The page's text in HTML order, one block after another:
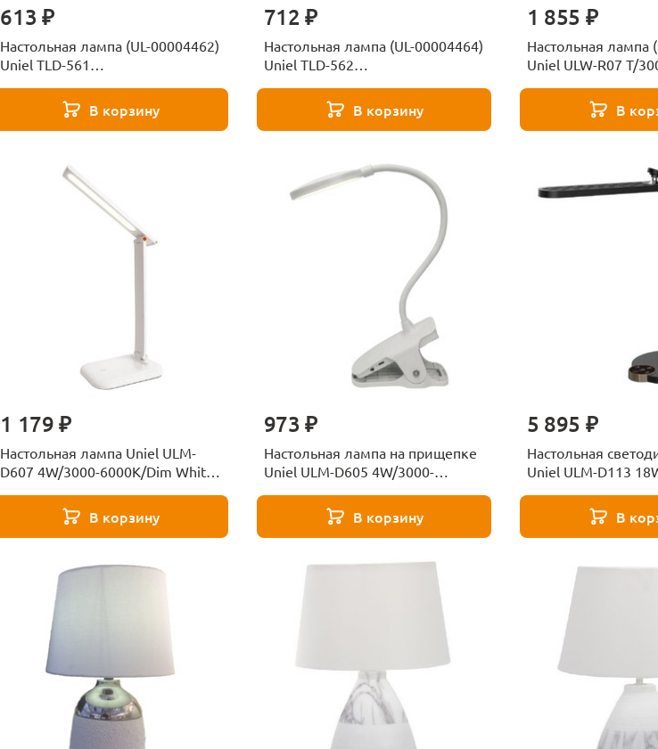
613 ₽
Настольная лампа (UL-00004462)
Uniel TLD-561
В корзину
712 ₽
Настольная лампа (UL-00004464)
Uniel TLD-562
В корзину
1 855 ₽
Настольная лампа
Uniel ULW-R07 T/
В
1 179 ₽
Настольная лампа Uniel ULM-
D607 4W/3000-6000K/Dim White
В корзину
973 ₽
Настольная лампа на прищепке
Uniel ULM-D605 4W/3000-
В корзину
5 895 ₽
Настольная
Uniel ULM-D113
В